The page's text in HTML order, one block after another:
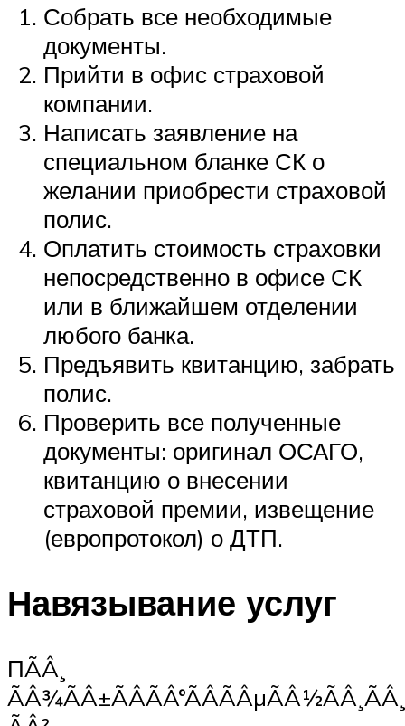
Собрать все необходимые
документы.
Прийти в офис страховой
компании.
Написать заявление на
специальном бланке СК о
желании приобрести страховой
полис.
Оплатить стоимость страховки
непосредственно в офисе СК
или в ближайшем отделении
любого банка.
Предъявить квитанцию, забрать
полис.
Проверить все полученные
документы: оригинал ОСАГО,
квитанцию о внесении
страховой премии, извещение
(европротокол) о ДТП.
Навязывание услуг
ПÃÂ¸
ÃÂ¾ÃÂ±ÃÂÃÂ°ÃÂÃÂµÃÂ½ÃÂ¸ÃÂ¸